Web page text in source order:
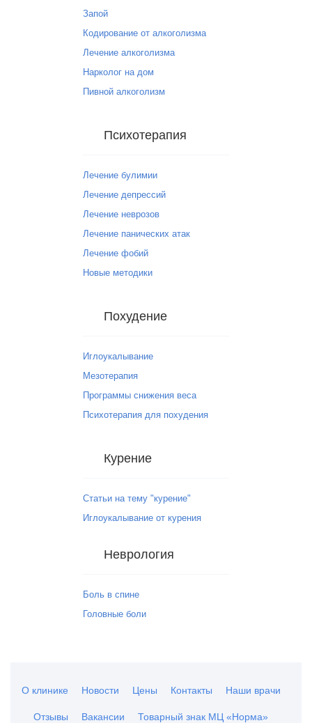
Запой
Кодирование от алкоголизма
Лечение алкоголизма
Нарколог на дом
Пивной алкоголизм
Психотерапия
Лечение булимии
Лечение депрессий
Лечение неврозов
Лечение панических атак
Лечение фобий
Новые методики
Похудение
Иглоукалывание
Мезотерапия
Программы снижения веса
Психотерапия для похудения
Курение
Статьи на тему "курение"
Иглоукалывание от курения
Неврология
Боль в спине
Головные боли
О клинике Новости Цены Контакты Наши врачи
Отзывы Вакансии Товарный знак МЦ «Норма»